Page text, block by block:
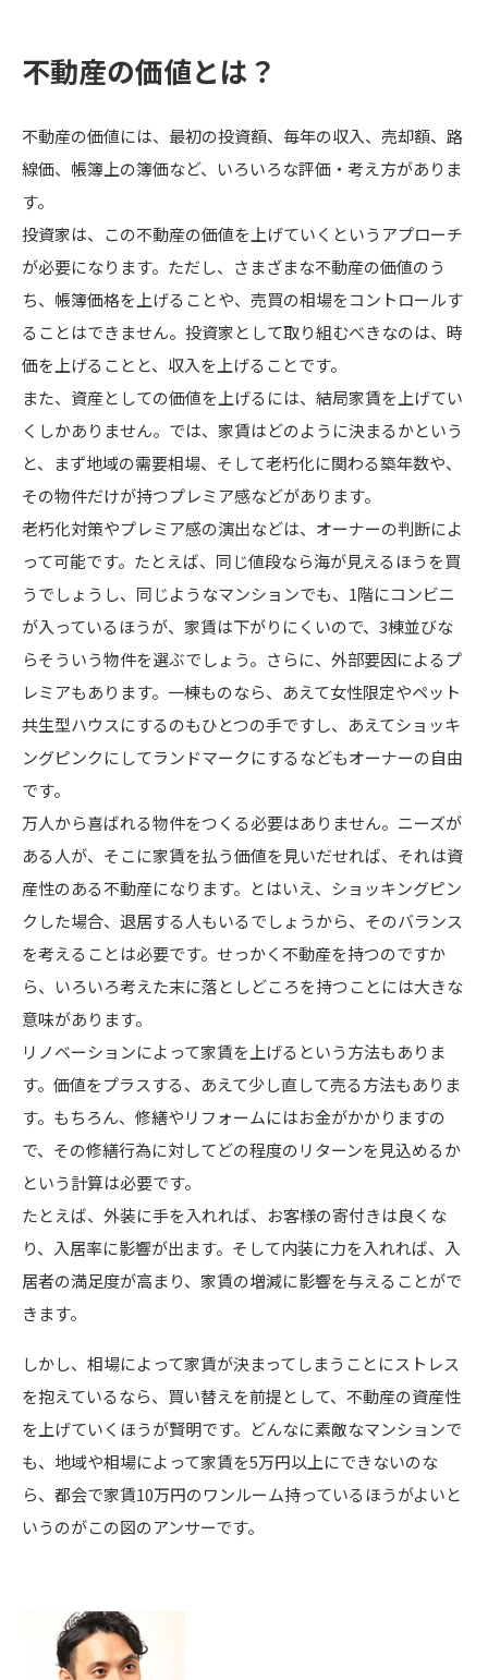
不動産の価値とは？
不動産の価値には、最初の投資額、毎年の収入、売却額、路
線価、帳簿上の簿価など、いろいろな評価・考え方がありま
す。
投資家は、この不動産の価値を上げていくというアプローチ
が必要になります。ただし、さまざまな不動産の価値のう
ち、帳簿価格を上げることや、売買の相場をコントロールす
ることはできません。投資家として取り組むべきなのは、時
価を上げることと、収入を上げることです。
また、資産としての価値を上げるには、結局家賃を上げてい
くしかありません。では、家賃はどのように決まるかという
と、まず地域の需要相場、そして老朽化に関わる築年数や、
その物件だけが持つプレミア感などがあります。
老朽化対策やプレミア感の演出などは、オーナーの判断によ
って可能です。たとえば、同じ値段なら海が見えるほうを買
うでしょうし、同じようなマンションでも、1階にコンビニ
が入っているほうが、家賃は下がりにくいので、3棟並びな
らそういう物件を選ぶでしょう。さらに、外部要因によるプ
レミアもあります。一棟ものなら、あえて女性限定やペット
共生型ハウスにするのもひとつの手ですし、あえてショッキ
ングピンクにしてランドマークにするなどもオーナーの自由
です。
万人から喜ばれる物件をつくる必要はありません。ニーズが
ある人が、そこに家賃を払う価値を見いだせれば、それは資
産性のある不動産になります。とはいえ、ショッキングピン
クした場合、退居する人もいるでしょうから、そのバランス
を考えることは必要です。せっかく不動産を持つのですか
ら、いろいろ考えた末に落としどころを持つことには大きな
意味があります。
リノベーションによって家賃を上げるという方法もありま
す。価値をプラスする、あえて少し直して売る方法もありま
す。もちろん、修繕やリフォームにはお金がかかりますの
で、その修繕行為に対してどの程度のリターンを見込めるか
という計算は必要です。
たとえば、外装に手を入れれば、お客様の寄付きは良くな
り、入居率に影響が出ます。そして内装に力を入れれば、入
居者の満足度が高まり、家賃の増減に影響を与えることがで
きます。
しかし、相場によって家賃が決まってしまうことにストレス
を抱えているなら、買い替えを前提として、不動産の資産性
を上げていくほうが賢明です。どんなに素敵なマンションで
も、地域や相場によって家賃を5万円以上にできないのな
ら、都会で家賃10万円のワンルーム持っているほうがよいと
いうのがこの図のアンサーです。